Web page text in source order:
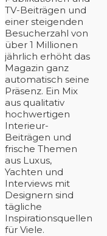
TV-Beiträgen und
einer steigenden
Besucherzahl von
über 1 Millionen
jährlich erhöht das
Magazin ganz
automatisch seine
Präsenz. Ein Mix
aus qualitativ
hochwertigen
Interieur-
Beiträgen und
frische Themen
aus Luxus,
Yachten und
Interviews mit
Designern sind
tägliche
Inspirationsquellen
für Viele.